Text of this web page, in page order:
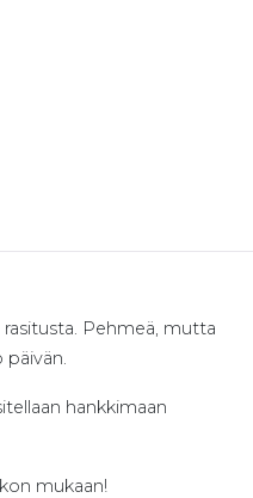
Pehmeä, mutta
hankkimaan
mukaan!